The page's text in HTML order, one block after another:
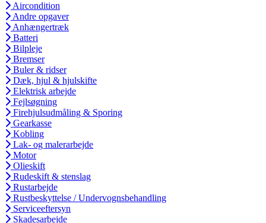
Aircondition
Andre opgaver
Anhængertræk
Batteri
Bilpleje
Bremser
Buler & ridser
Dæk, hjul & hjulskifte
Elektrisk arbejde
Fejlsøgning
Firehjulsudmåling & Sporing
Gearkasse
Kobling
Lak- og malerarbejde
Motor
Olieskift
Rudeskift & stenslag
Rustarbejde
Rustbeskyttelse / Undervognsbehandling
Serviceeftersyn
Skadesarbejde